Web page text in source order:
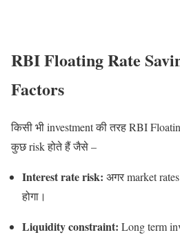
RBI Floating Rate
Factors
किसी भी investment की तरह RBI
कुछ risk होते हैं जैसे –
Interest rate risk: अगर market
होगा।
Liquidity constraint: Long term